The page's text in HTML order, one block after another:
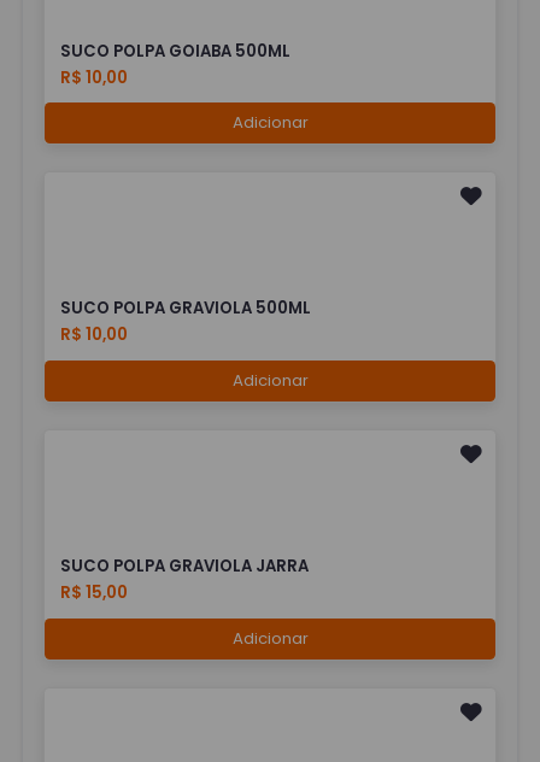
SUCO POLPA GOIABA 500ML
R$ 10,00
Adicionar
SUCO POLPA GRAVIOLA 500ML
R$ 10,00
Adicionar
SUCO POLPA GRAVIOLA JARRA
R$ 15,00
Adicionar